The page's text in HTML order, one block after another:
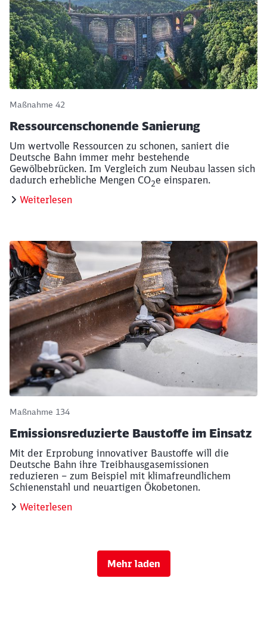
Maßnahme 42
Ressourcenschonende Sanierung
Um wertvolle Ressourcen zu schonen, saniert die
Deutsche Bahn immer mehr bestehende
Gewölbebrücken. Im Vergleich zum Neubau lassen sich
dadurch erhebliche Mengen CO2e einsparen.
Weiterlesen
Maßnahme 134
Emissionsreduzierte Baustoffe im Einsatz
Mit der Erprobung innovativer Baustoffe will die
Deutsche Bahn ihre Treibhausgasemissionen
reduzieren – zum Beispiel mit klimafreundlichem
Schienenstahl und neuartigen Ökobetonen.
Weiterlesen
Mehr laden